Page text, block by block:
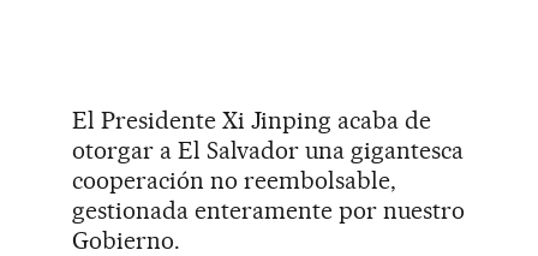
El Presidente Xi Jinping acaba de
otorgar a El Salvador una gigantesca
cooperación no reembolsable,
gestionada enteramente por nuestro
Gobierno.